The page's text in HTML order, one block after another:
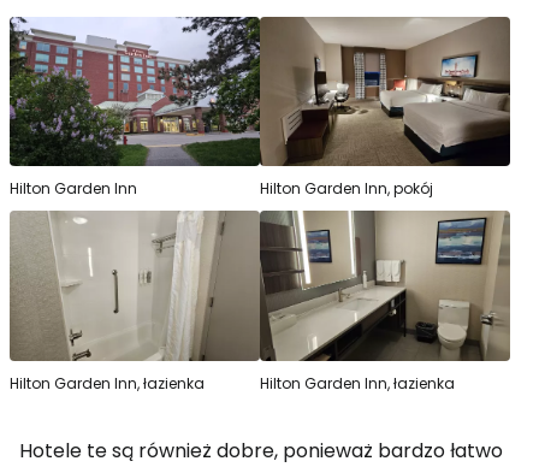
Hilton Garden Inn Hilton Garden Inn, pokój
Hilton Garden Inn, łazienka Hilton Garden Inn, łazienka
Hotele te są również dobre, ponieważ bardzo łatwo